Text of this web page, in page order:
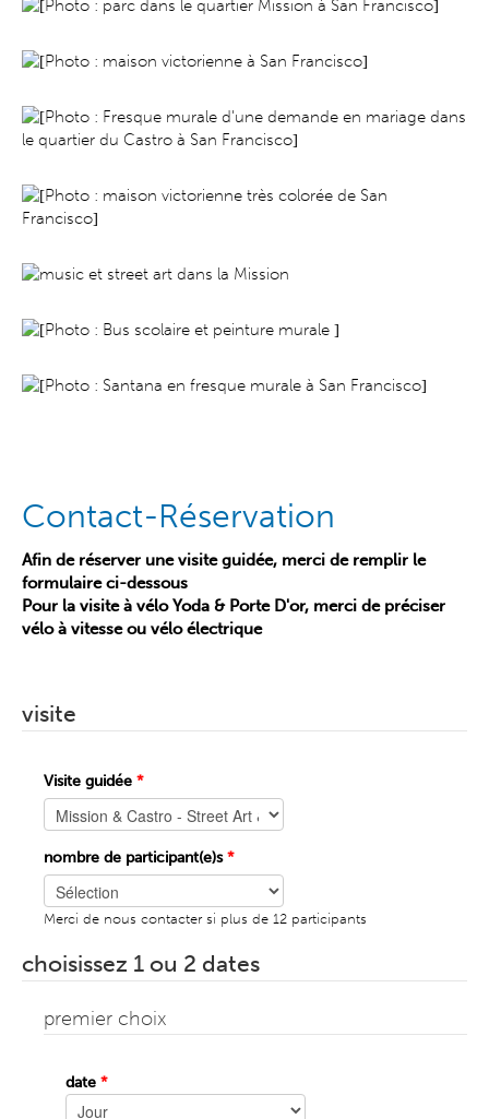
Contact-Réservation
Afin de réserver une visite guidée, merci de remplir le
formulaire ci-dessous
Pour la visite à vélo Yoda & Porte D'or, merci de préciser
vélo à vitesse ou vélo électrique
visite
Visite guidée *
nombre de participant(e)s*
Merci de nous contacter si plus de 12 participants
choisissez 1 ou 2 dates
premier choix
date *
Jour